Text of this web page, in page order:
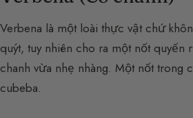
Verbena là một loài thực vật chứ
quýt, tuy nhiên cho ra một nốt quyến
chanh vừa nhẹ nhàng. Một nốt trong
cubeba.